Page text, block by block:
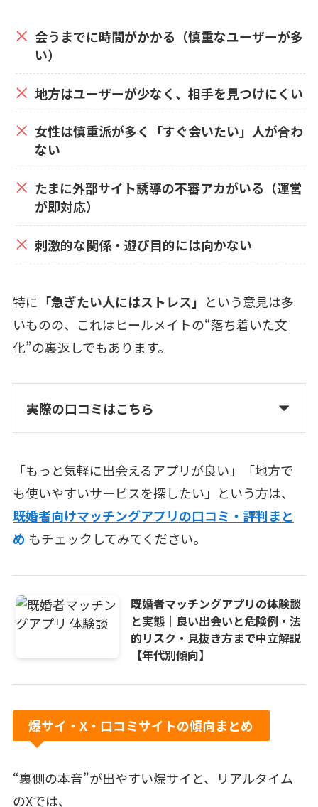
会うまでに時間がかかる（慎重なユーザーが多
い）
地方はユーザーが少なく、相手を見つけにくい
女性は慎重派が多く「すぐ会いたい」人が合わ
ない
たまに外部サイト誘導の不審アカがいる（運営
が即対応）
刺激的な関係・遊び目的には向かない
特に 「急ぎたい人にはストレス」 という意見は多
いものの、これはヒールメイトの“落ち着いた文
化”の裏返しでもあります。
実際の口コミはこちら
「もっと気軽に出会えるアプリが良い」「地方で
も使いやすいサービスを探したい」という方は、
既婚者向けマッチングアプリの口コミ・評判まと
め もチェックしてみてください。
既婚者マッチングアプリの体験談
と実態｜良い出会いと危険例・法
的リスク・見抜き方まで中立解説
【年代別傾向】
爆サイ・X・口コミサイトの傾向まとめ
“裏側の本音”が出やすい爆サイと、リアルタイム
のXでは、